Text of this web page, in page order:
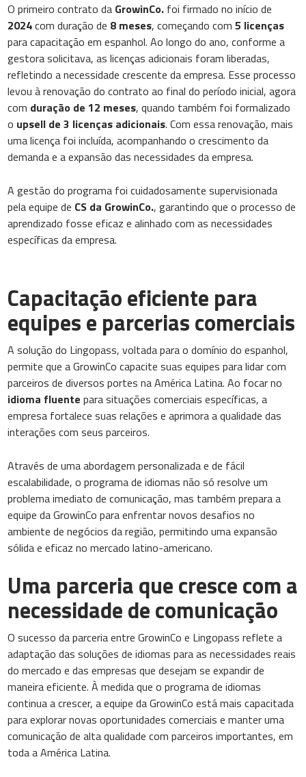
O primeiro contrato da GrowinCo. foi firmado no início de
2024com duração de 8 meses, começando com5 licenças
para capacitação em espanhol. Ao longo do ano, conforme a
gestora solicitava, as licenças adicionais foram liberadas,
refletindo a necessidade crescente da empresa. Esse processo
levou à renovação do contrato ao final do período inicial, agora
com duração de 12 meses, quando também foi formalizado
o upsell de 3 licenças adicionais. Com essa renovação, mais
uma licença foi incluída, acompanhando o crescimento da
demanda e a expansão das necessidades da empresa.
A gestão do programa foi cuidadosamente supervisionada
pela equipe de CS da GrowinCo., garantindo que o processo de
aprendizado fosse eficaz e alinhado com as necessidades
específicas da empresa.
Capacitação eficiente para
equipes e parcerias comerciais
A solução do Lingopass, voltada para o domínio do espanhol,
permite que a GrowinCo capacite suas equipes para lidar com
parceiros de diversos portes na América Latina. Ao focar no
idioma fluente para situações comerciais específicas, a
empresa fortalece suas relações e aprimora a qualidade das
interações com seus parceiros.
Através de uma abordagem personalizada e de fácil
escalabilidade, o programa de idiomas não só resolve um
problema imediato de comunicação, mas também prepara a
equipe da GrowinCo para enfrentar novos desafios no
ambiente de negócios da região, permitindo uma expansão
sólida e eficaz no mercado latino-americano.
Uma parceria que cresce com a
necessidade de comunicação
O sucesso da parceria entre GrowinCo e Lingopass reflete a
adaptação das soluções de idiomas para as necessidades reais
do mercado e das empresas que desejam se expandir de
maneira eficiente. À medida que o programa de idiomas
continua a crescer, a equipe da GrowinCo está mais capacitada
para explorar novas oportunidades comerciais e manter uma
comunicação de alta qualidade com parceiros importantes, em
toda a América Latina.